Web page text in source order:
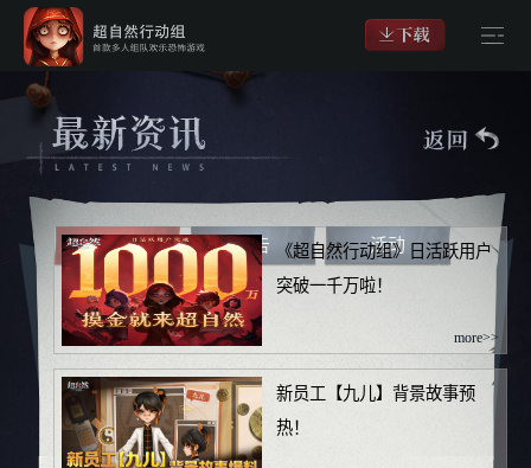
新闻 公告 活动
《超自然行动组》日活跃用户
突破一千万啦！
more>>
新员工【九儿】背景故事预
热！